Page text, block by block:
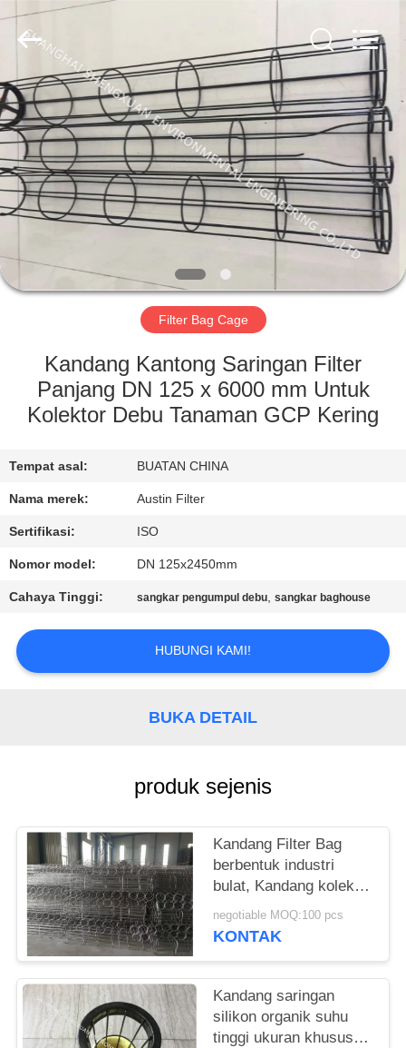
RUMAH
PRODUK
TENTANG
TUR
KONTROL
KUALITAS
HUBUNGI
KAMI
PERMINTAAN
PENAWARAN
SITEMAP
Co.,LTD.
Rights
Reserved.
ECER
Filter Bag Cage
Kandang Kantong Saringan Filter
Panjang DN 125 x 6000 mm Untuk
Kolektor Debu Tanaman GCP Kering
Tempat asal: BUATAN CHINA
Nama merek: Austin Filter
Sertifikasi: ISO
Nomor model: DN 125x2450mm
Cahaya Tinggi: sangkar pengumpul debu,sangkar baghouse
HUBUNGI KAMI!
BUKA DETAIL
produk sejenis
Kandang Filter Bag
berbentuk industri
bulat, Kandang kolektor
debu dengan tabung
Venturi
negotiable MOQ:100 pcs
KONTAK
Kandang saringan
silikon organik suhu
tinggi ukuran khusus